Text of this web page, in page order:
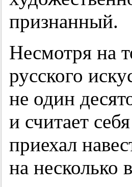
признанный.
Несмотря на
русского
не один
и считает
приехал
на несколько